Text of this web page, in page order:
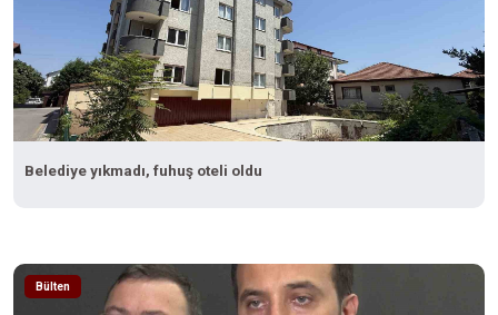
Belediye yıkmadı, fuhuş oteli oldu
Bülten